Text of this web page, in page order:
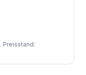
. Preisstand: